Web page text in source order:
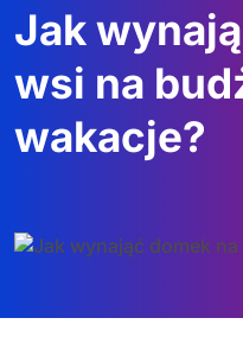
Jak
wsi na
wakacje?